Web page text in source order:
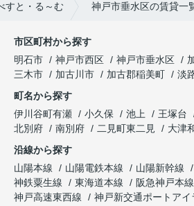
すと・る～む 神戸市垂水区の賃貸一
市区町村から探す
明石市
神戸市西区 神戸市垂水区
三木市
加古川市 加古郡稲美町 淡
町名から探す
伊川谷町有瀬
小久保 池上 王塚台
北別府
南別府 二見町東二見 大津
沿線から探す
山陽本線
山陽電鉄本線 山陽新幹線
神鉄粟生線
東海道本線 阪急神戸本線
神戸高速東西線
神戸新交通ポートアイ